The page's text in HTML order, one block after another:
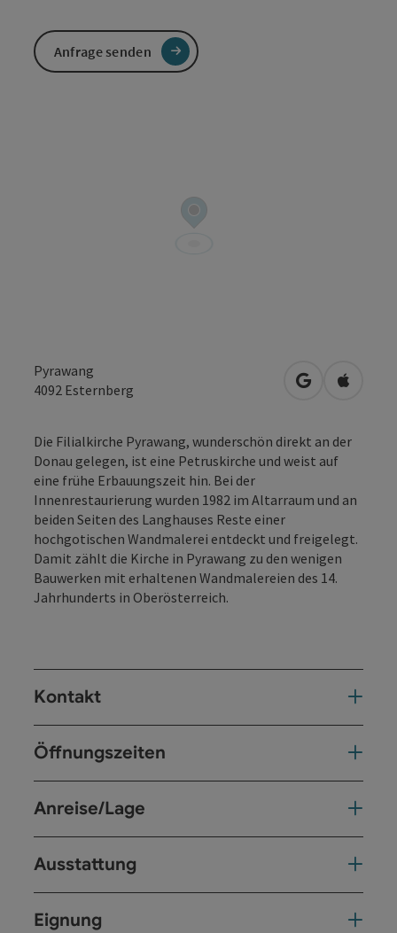
Pyrawang
4092 Esternberg in Google
in
Die Filialkirche Pyrawang, wunderschön direkt an der
Donau gelegen, ist eine Petruskirche und weist auf
eine frühe Erbauungszeit hin. Bei der
Innenrestaurierung wurden 1982 im Altarraum und an
beiden Seiten des Langhauses Reste einer
hochgotischen Wandmalerei entdeckt und freigelegt.
Damit zählt die Kirche in Pyrawang zu den wenigen
Bauwerken mit erhaltenen Wandmalereien des 14.
Jahrhunderts in Oberösterreich.
Kontakt
Öffnungszeiten
Anreise/Lage
Ausstattung
Eignung
Anfrage senden